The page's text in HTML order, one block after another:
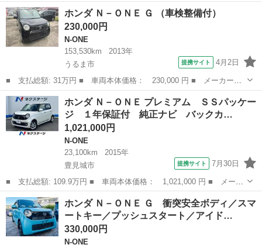
名： ホンダ ■ 車種名： Ｎ－ＯＮＥ ■ グレード名： プレミア
ム ツアラー ドライブレコーダー ＥＴＣ バックカメラ ナビ
ＴＶ オートクル...
沖縄 沖縄市 N-ONE
ホンダ Ｎ－ＯＮＥ Ｇ （車検整備付）
230,000円
N-ONE
153,530km
2013年
うるま市
提携サイト 4月2日
■ 支払総額: 31万円 ■ 車両本体価格： 230,000 円 ■ メーカー
名： ホンダ ■ 車種名： Ｎ－ＯＮＥ ■ グレード名： Ｇ ■ 排
気量： 660cc ■ ドア枚数： 5D ■ ミッション： CVT ■ 店舗...
沖縄 うるま市 N-ONE
ホンダ Ｎ－ＯＮＥ プレミアム ＳＳパッケー
ジ １年保証付 純正ナビ バックカ…
1,021,000円
N-ONE
23,100km
2015年
豊見城市
提携サイト 7月30日
■ 支払総額: 109.9万円 ■ 車両本体価格： 1,021,000 円 ■ メーカ
ー名： ホンダ ■ 車種名： Ｎ－ＯＮＥ ■ グレード名： プレミ
アム ＳＳパッケージ １年保証付 純正ナビ バックカメラ 衝突
被害軽減...
沖縄 豊見城市 N-ONE
ホンダ Ｎ－ＯＮＥ Ｇ 衝突安全ボディ／スマ
ートキー／プッシュスタート／アイド…
330,000円
N-ONE